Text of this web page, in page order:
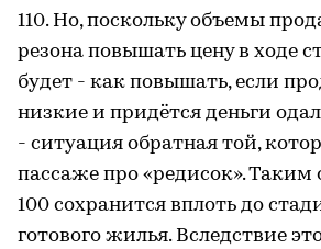
110. Но, поскольку объемы
резона повышать цену в ходе
будет - как повышать, если
низкие и придётся деньги
- ситуация обратная той,
пассаже про «редисок». Таким
100 сохранится вплоть до
готового жилья. Вследствие